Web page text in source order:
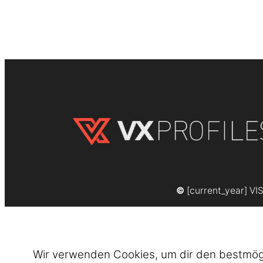
© [current_year]
Wir verwenden Cookies, um dir den